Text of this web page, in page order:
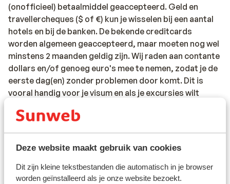
Deze website maakt gebruik van cookies
Dit zijn kleine tekstbestanden die automatisch in je browser
worden geïnstalleerd als je onze website bezoekt.
(onofficieel) betaalmiddel geaccepteerd. Geld en
travellercheques ($ of €) kun je wisselen bij een aantal
hotels en bij de banken. De bekende creditcards
worden algemeen geaccepteerd, maar moeten nog wel
minstens 2 maanden geldig zijn. Wij raden aan contante
dollars en/of genoeg euro's mee te nemen, zodat je de
eerste dag(en) zonder problemen door komt. Dit is
vooral handig voor je visum en als je excursies wilt
want de ponden zijn moeilijk terug te wisselen en
gebruik zijn. Zorg wel dat je je pinpas omzet naar
"buiten Europa" anders kan je je pinpas niet gebruiken.